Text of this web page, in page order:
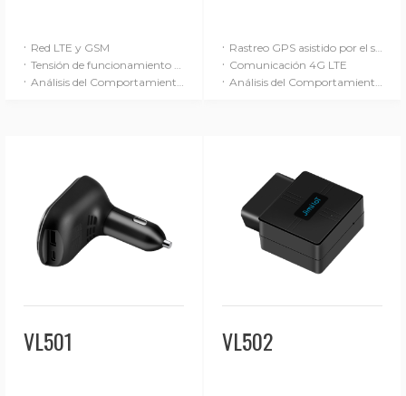
· Red LTE y GSM
· Tensión de funcionamiento de 9-90 V
· Análisis del Comportamiento de Conducción (Básico)
· Rastreo GPS asistido por el sistema de navegación inercial (SNI)
· Comunicación 4G LTE
· Análisis del Comportamiento de Conducción (Avanzado)
VL501 VL502